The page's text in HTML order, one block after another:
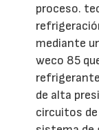
proceso.
mediante
weco 85
de alta
circuitos